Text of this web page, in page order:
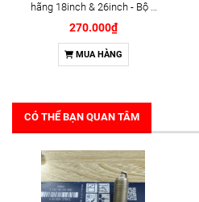
hãng 18inch & 26inch - Bộ 2
cái
270.000₫
MUA HÀNG
CÓ THỂ BẠN QUAN TÂM